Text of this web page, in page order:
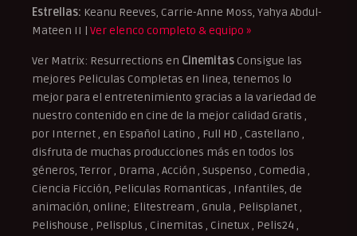
Estrellas: Keanu Reeves, Carrie-Anne Moss, Yahya Abdul-
Mateen II | Ver elenco completo & equipo »
Ver Matrix: Resurrections en Cinemitas Consigue las
mejores Peliculas Completas en linea, tenemos lo
mejor para el entretenimiento gracias a la variedad de
nuestro contenido en cine de la mejor calidad Gratis ,
por Internet , en Español Latino , Full HD , Castellano ,
disfruta de muchas producciones más en todos los
géneros, Terror , Drama , Acción , Suspenso , Comedia ,
Ciencia Ficción, Peliculas Romanticas , Infantiles, de
animación, online; Elitestream , Gnula , Pelisplanet ,
Pelishouse , Pelisplus , Cinemitas , Cinetux , Pelis24 ,